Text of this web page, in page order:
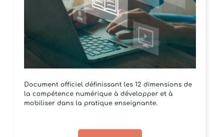
Document officiel définissant les 12 dimensions de
la compétence numérique à développer et à
mobiliser dans la pratique enseignante.